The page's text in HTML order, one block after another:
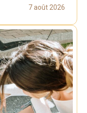
7 août 2026